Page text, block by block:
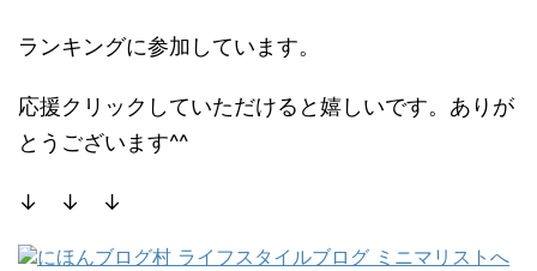
ランキングに参加しています。
応援クリックしていただけると嬉しいです。ありが
とうございます^^
↓ ↓ ↓